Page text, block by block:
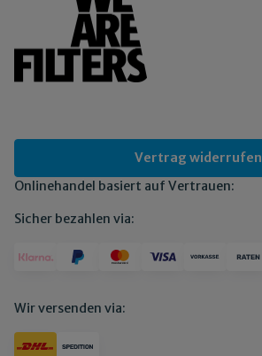
Vertrag widerrufen
Onlinehandel basiert auf Vertrauen:
Sicher bezahlen via:
Wir versenden via: